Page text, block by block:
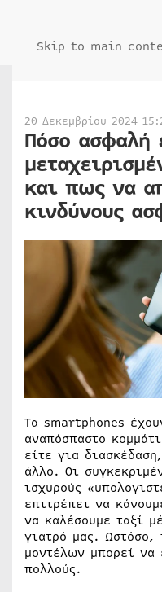
Skip to main
20 Δεκεμβρίου 2024
Πόσο ασφαλή
και πως να
κινδύνους
Τα smartphones
αναπόσπαστο
είτε για
άλλο. Οι
ισχυρούς
επιτρέπει να
να καλέσουμε ταξί
γιατρό μας. Ωστόσο,
μοντέλων μπορεί να
πολλούς.